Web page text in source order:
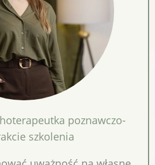
poznawczo-
szkolenia